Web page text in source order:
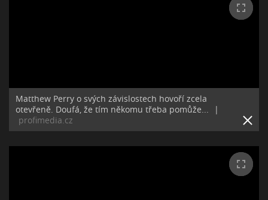
Matthew Perry o svých závislostech hovoří zcela
otevřeně. Doufá, že tím někomu třeba pomůže...
|
profimedia.cz